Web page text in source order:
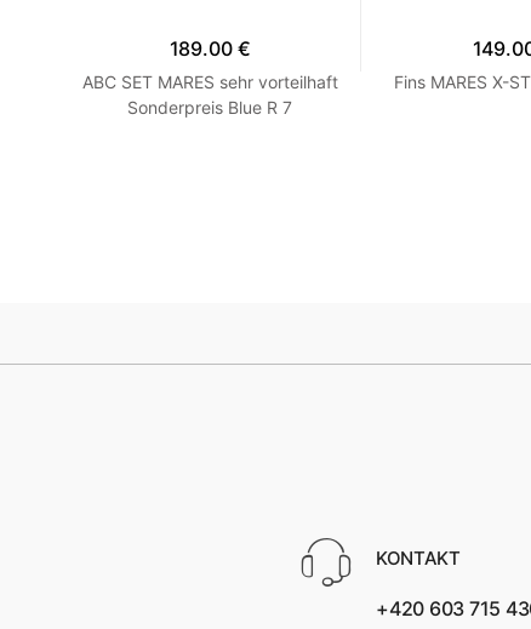
189.00 €
ABC SET MARES sehr vorteilhaft
Sonderpreis Blue R 7
Fins MARES X-
KONTAKT
+420 603 715